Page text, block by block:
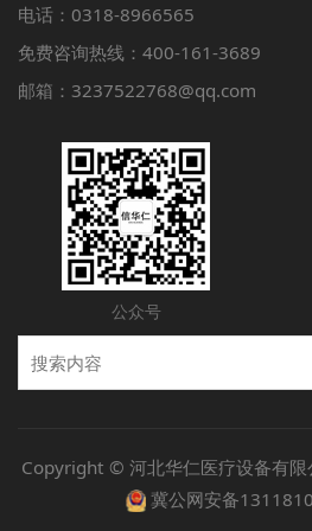
电话：0318-8966565
免费咨询热线：400-161-3689
邮箱：3237522768@qq.com
公众号
Copyright © 河北华仁医疗设备有
冀公网安备